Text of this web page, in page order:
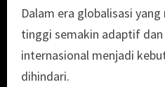
Dalam era globalisasi
tinggi semakin adaptif
internasional menjadi
dihindari.